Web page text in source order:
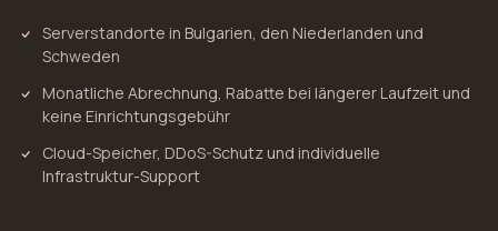
Serverstandorte in Bulgarien, den Niederlanden und
Schweden
Monatliche Abrechnung, Rabatte bei längerer Laufzeit und
keine Einrichtungsgebühr
Cloud-Speicher, DDoS-Schutz und individuelle
Infrastruktur-Support